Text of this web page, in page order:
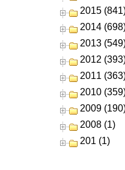
2015
2014
2013
2012
2011
2010
2009
2008 (1)
201 (1)